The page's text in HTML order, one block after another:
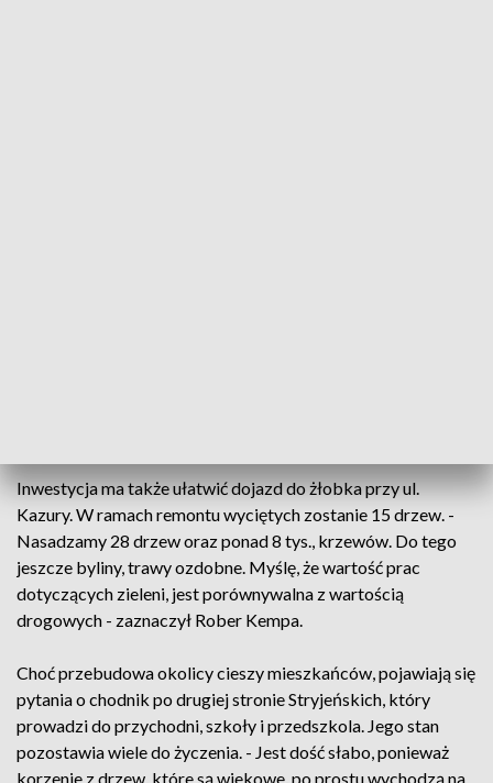
Inwestycja ma także ułatwić dojazd do żłobka przy ul.
Kazury. W ramach remontu wyciętych zostanie 15 drzew. -
Nasadzamy 28 drzew oraz ponad 8 tys., krzewów. Do tego
jeszcze byliny, trawy ozdobne. Myślę, że wartość prac
dotyczących zieleni, jest porównywalna z wartością
drogowych - zaznaczył Rober Kempa.
Choć przebudowa okolicy cieszy mieszkańców, pojawiają się
pytania o chodnik po drugiej stronie Stryjeńskich, który
prowadzi do przychodni, szkoły i przedszkola. Jego stan
pozostawia wiele do życzenia. - Jest dość słabo, ponieważ
korzenie z drzew, które są wiekowe, po prostu wychodzą na